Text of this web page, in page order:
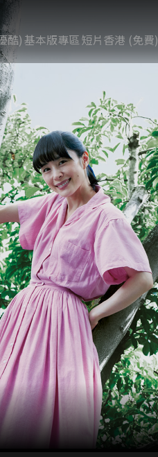
酷)基本版專區短片香港 (免費)